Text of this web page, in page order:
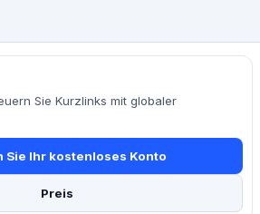
Sie Kurzlinks mit globaler
Sie Ihr kostenloses Konto
Preis